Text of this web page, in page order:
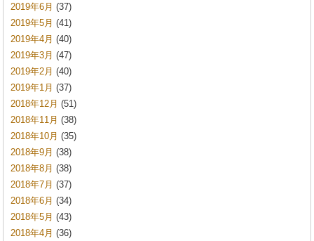
2019年6月 (37)
2019年5月 (41)
2019年4月 (40)
2019年3月 (47)
2019年2月 (40)
2019年1月 (37)
2018年12月 (51)
2018年11月 (38)
2018年10月 (35)
2018年9月 (38)
2018年8月 (38)
2018年7月 (37)
2018年6月 (34)
2018年5月 (43)
2018年4月 (36)